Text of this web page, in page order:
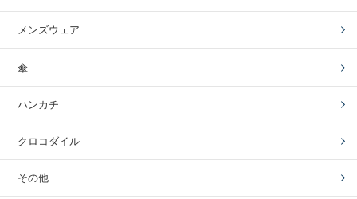
メンズウェア
傘
ハンカチ
クロコダイル
その他